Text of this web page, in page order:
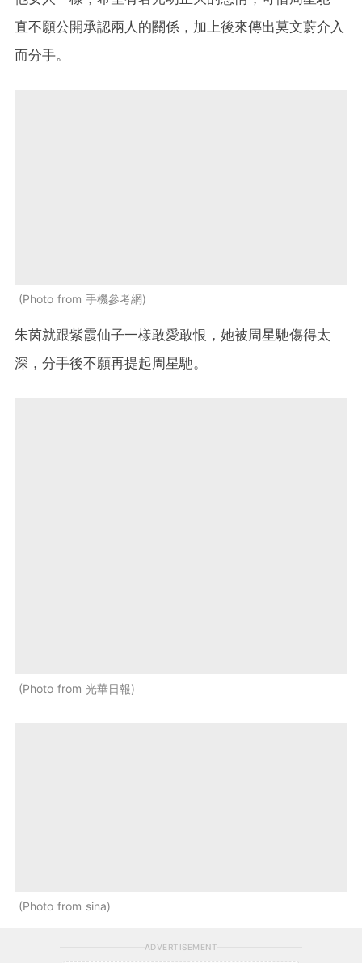
直不願公開承認兩人的關係，加上後來傳出莫文蔚介入
而分手。
Photo from 手機參考網
朱茵就跟紫霞仙子一樣敢愛敢恨，她被周星馳傷得太
深，分手後不願再提起周星馳。
Photo from 光華日報
Photo from sina
ADVERTISEMENT